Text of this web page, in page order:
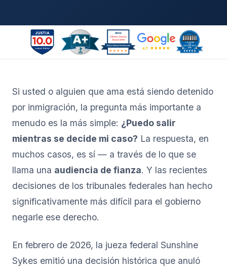
Si usted o alguien que ama está siendo detenido
por inmigración, la pregunta más importante a
menudo es la más simple: ¿Puedo salir
mientras se decide mi caso? La respuesta, en
muchos casos, es sí — a través de lo que se
llama una audiencia de fianza. Y las recientes
decisiones de los tribunales federales han hecho
significativamente más difícil para el gobierno
negarle ese derecho.
En febrero de 2026, la jueza federal Sunshine
Sykes emitió una decisión histórica que anuló